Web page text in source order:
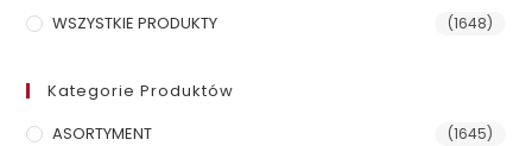
WSZYSTKIE PRODUKTY (1648)
Kategorie Produktów
ASORTYMENT
(1645)